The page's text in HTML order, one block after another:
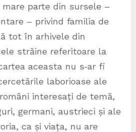
mare parte din sursele –
– privind familia de
tot în arhivele din
străine referitoare la
aceasta nu s‑ar fi
laborioase ale
interesați de temă,
germani, austrieci și ale
ca și viața, nu are